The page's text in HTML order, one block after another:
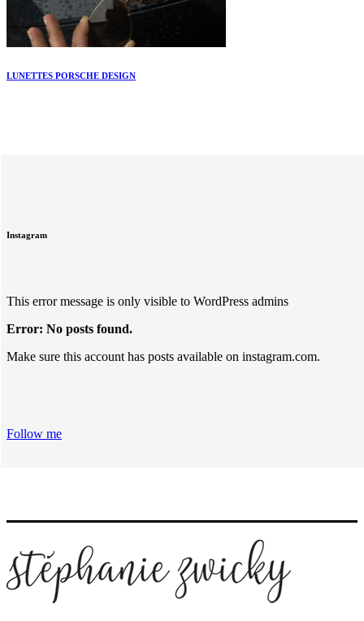
LUNETTES PORSCHE DESIGN
Instagram
This error message is only visible to WordPress admins
Error: No posts found.
Make sure this account has posts available on instagram.com.
Follow me